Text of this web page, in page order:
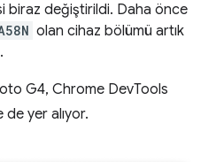
biraz değiştirildi. Daha önce
olan cihaz bölümü artık
G4, Chrome DevTools
yer alıyor.